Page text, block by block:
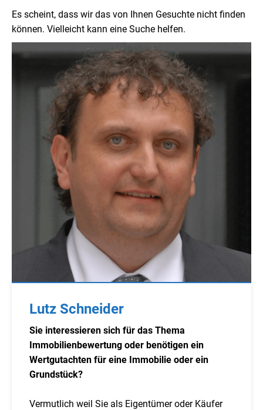
Es scheint, dass wir das von Ihnen Gesuchte nicht finden
können. Vielleicht kann eine Suche helfen.
Lutz Schneider
Sie interessieren sich für das Thema
Immobilienbewertung oder benötigen ein
Wertgutachten für eine Immobilie oder ein
Grundstück?
Vermutlich weil Sie als Eigentümer oder Käufer